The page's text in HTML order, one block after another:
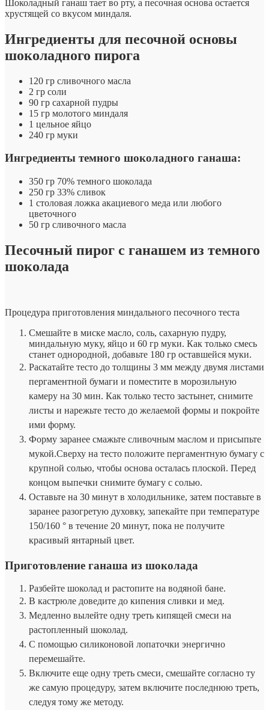
Шоколадный ганаш тает во рту, а песочная основа остается
хрустящей со вкусом миндаля.
Ингредиенты для песочной основы
шоколадного пирога
120 гр сливочного масла
2 гр соли
90 гр сахарной пудры
15 гр молотого миндаля
1 цельное яйцо
240 гр муки
Ингредиенты темного шоколадного ганаша:
350 гр 70% темного шоколада
250 гр 33% сливок
1 столовая ложка акациевого меда или любого
цветочного
50 гр сливочного масла
Песочный пирог с ганашем из темного
шоколада
Процедура приготовления миндального песочного теста
Смешайте в миске масло, соль, сахарную пудру,
миндальную муку, яйцо и 60 гр муки. Как только смесь
станет однородной, добавьте 180 гр оставшейся муки.
Раскатайте тесто до толщины 3 мм между двумя листами
пергаментной бумаги и поместите в морозильную
камеру на 30 мин. Как только тесто застынет, снимите
листы и нарежьте тесто до желаемой формы и покройте
ими форму.
Форму заранее смажьте сливочным маслом и присыпьте
мукой.Сверху на тесто положите пергаментную бумагу с
крупной солью, чтобы основа осталась плоской. Перед
концом выпечки снимите бумагу с солью.
Оставьте на 30 минут в холодильнике, затем поставьте в
заранее разогретую духовку, запекайте при температуре
150/160 ° в течение 20 минут, пока не получите
красивый янтарный цвет.
Приготовление ганаша из шоколада
Разбейте шоколад и растопите на водяной бане.
В кастрюле доведите до кипения сливки и мед.
Медленно вылейте одну треть кипящей смеси на
растопленный шоколад.
С помощью силиконовой лопаточки энергично
перемешайте.
Включите еще одну треть смеси, смешайте согласно ту
же самую процедуру, затем включите последнюю треть,
следуя тому же методу.